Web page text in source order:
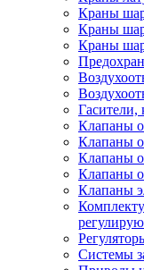
Краны
Краны
Краны
Гасители,
Клапаны
Клапаны
Клапаны
Клапаны
Клапаны
Системы